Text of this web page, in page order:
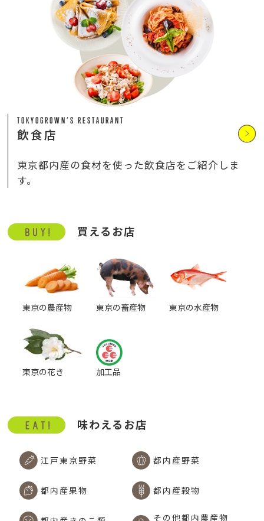
TOKYOGROWN’S RESTAURANT
飲食店
東京都内産の食材を使った飲食店をご紹介しま
す。
買えるお店
東京の農産物 東京の畜産物 東京の水産物
東京の花き 加工品
味わえるお店
江戸東京野菜 都内産野菜
都内産果物 都内産穀物
その他都内農産物